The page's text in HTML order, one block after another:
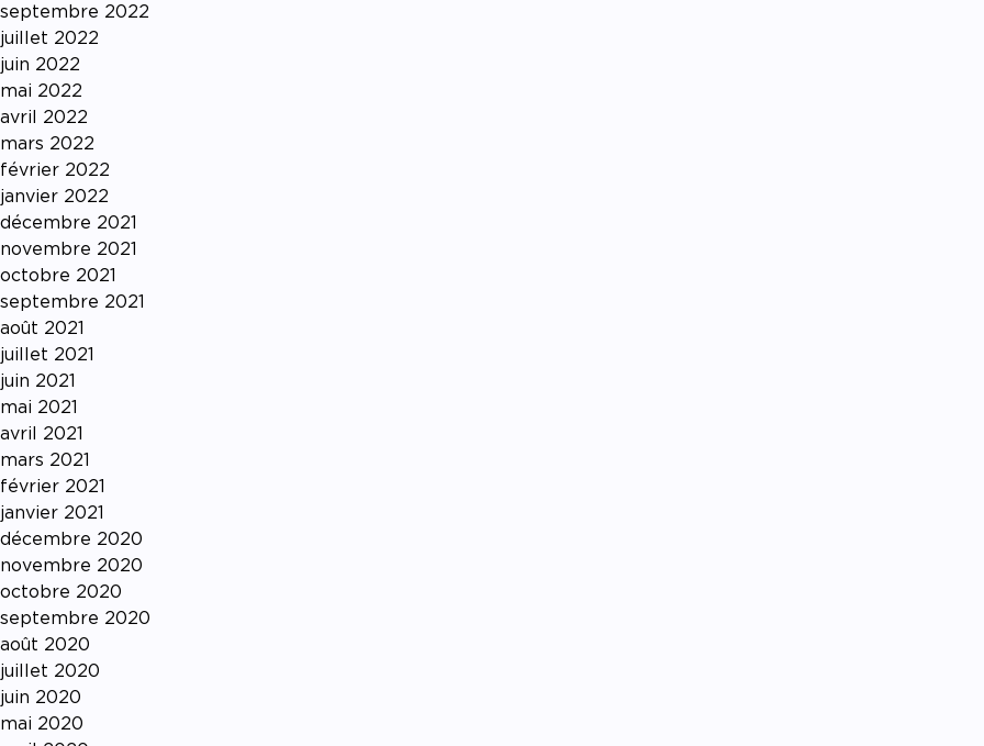
septembre 2022
juillet 2022
juin 2022
mai 2022
avril 2022
mars 2022
février 2022
janvier 2022
décembre 2021
novembre 2021
octobre 2021
septembre 2021
août 2021
juillet 2021
juin 2021
mai 2021
avril 2021
mars 2021
février 2021
janvier 2021
décembre 2020
novembre 2020
octobre 2020
septembre 2020
août 2020
juillet 2020
juin 2020
mai 2020